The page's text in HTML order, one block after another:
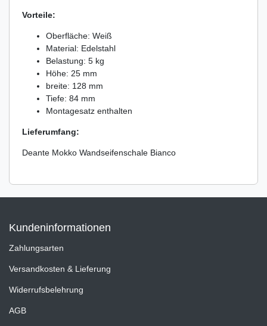
Vorteile:
Oberfläche: Weiß
Material: Edelstahl
Belastung: 5 kg
Höhe: 25 mm
breite: 128 mm
Tiefe: 84 mm
Montagesatz enthalten
Lieferumfang:
Deante Mokko Wandseifenschale Bianco
Kundeninformationen
Zahlungsarten
Versandkosten & Lieferung
Widerrufsbelehrung
AGB